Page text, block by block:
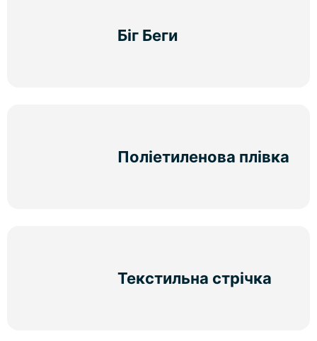
Біг Беги
Поліетиленова плівка
Текстильна стрічка